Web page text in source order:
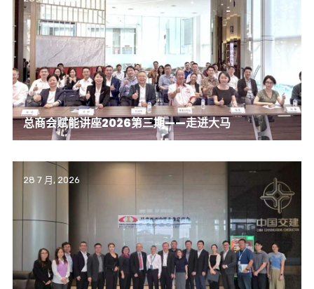
总商会赋能讲座2026第三期——走进大马
28 7 月, 2026